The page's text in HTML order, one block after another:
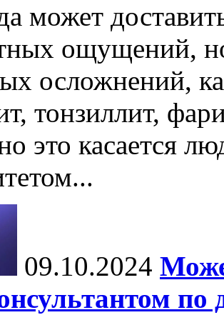
может
ощущений,
осложнений,
тонзиллит,
это касается
09.10.2024
по